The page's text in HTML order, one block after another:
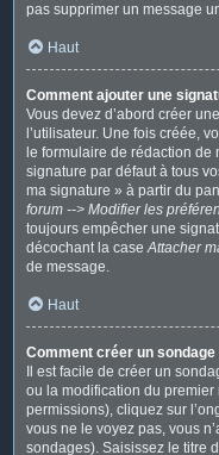
pas supprimer un message
Haut
Comment ajouter une
Vous devez d’abord créer
l’utilisateur. Une fois créée,
le formulaire de rédaction
signature par défaut à tous
ma signature » à partir du
forum --> Modifier les
toujours empêcher une
décochant la caseAttacher
de message.
Haut
Comment créer un sondage
Il est facile de créer un
ou la modification du premier
permissions), cliquez sur
vous ne le voyez pas, vous
sondages). Saisissez le titre